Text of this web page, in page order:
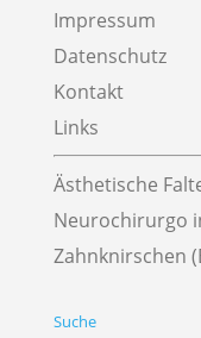
Impressum
Datenschutz
Kontakt
Links
Ästhetische
Neurochirurgo
Zahnknirschen
Suche